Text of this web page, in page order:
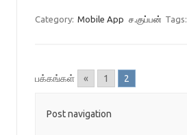
Category: Mobile App ச.குப்பன் Tags:
பக்கங்கள் « 1 2
Post navigation